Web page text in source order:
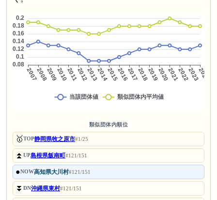
類似団体内順位
🥇TOP静岡県牧之原市#1/25
⏫UP島根県飯南町#121/151
●NOW高知県大川村#121/151
⏬DN沖縄県東村#121/151